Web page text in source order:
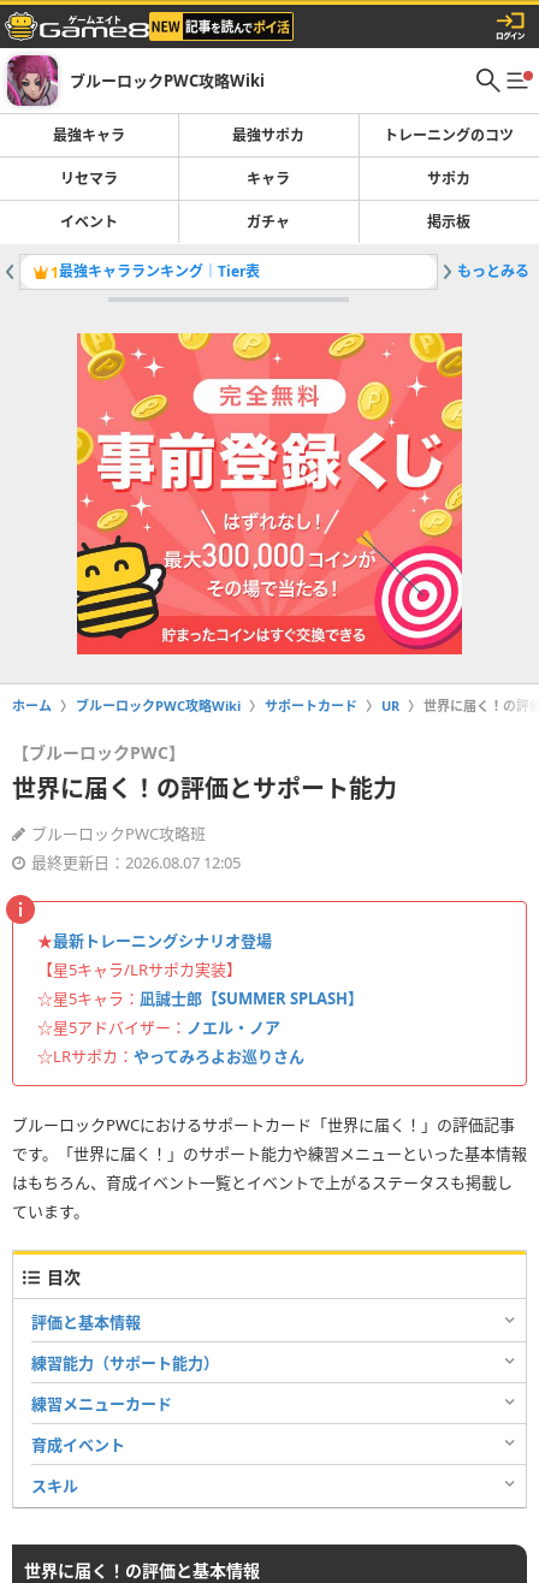
ブルーロックPWC攻略Wiki
最強キャラ 最強サポカ トレーニングのコツ
リセマラ キャラ サポカ
イベント ガチャ 掲示板
1最強キャラランキング｜Tier表 2キャラ
もっとみる
ホーム ブルーロックPWC攻略Wiki サポートカード UR 世界に届く！の評
【ブルーロックPWC】
世界に届く！の評価とサポート能力
ブルーロックPWC攻略班
最終更新日：2026.08.07 12:05
★最新トレーニングシナリオ登場
【星5キャラ/LRサポカ実装】
☆星5キャラ： 凪誠士郎【SUMMER SPLASH】
☆星5アドバイザー： ノエル・ノア
☆LRサポカ： やってみろよお巡りさん
ブルーロックPWCにおけるサポートカード「世界に届く！」の評価記事
です。「世界に届く！」のサポート能力や練習メニューといった基本情報
はもちろん、育成イベント一覧とイベントで上がるステータスも掲載し
ています。
目次
評価と基本情報
練習能力（サポート能力）
練習メニューカード
育成イベント
スキル
世界に届く！の評価と基本情報